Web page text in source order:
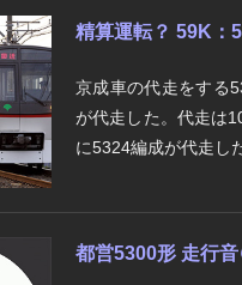
精算運転？ 59K：
京成車の代走をする
が代走した。代走は
に5324編成が代走し
都営5300形 走行